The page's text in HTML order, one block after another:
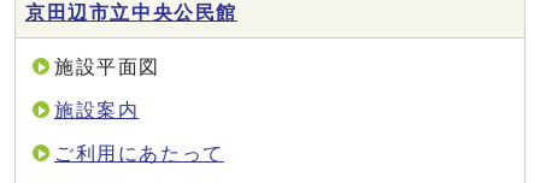
京田辺市立中央公民館
施設平面図
施設案内
ご利用にあたって